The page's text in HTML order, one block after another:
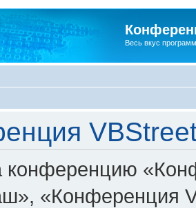
Весь вкус
конференцию
«Конференция